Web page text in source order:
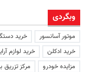
وبگردی
موتور آسانسور خرید
خرید ادکلن
خرید لوازم
مزایده خودرو
مرکز تزریق